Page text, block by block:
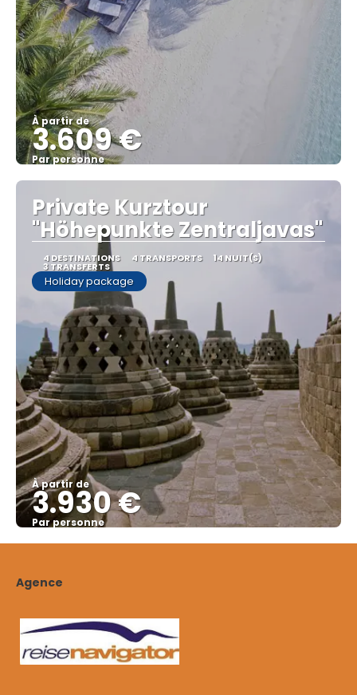
À partir de
3.609 €
Par personne
Afficher
Private Kurztour
"Höhepunkte Zentraljavas"
4 DESTINATIONS 4 TRANSPORTS 14 NUIT(S)
3 TRANSFERTS
Holiday package
À partir de
3.930 €
Par personne
Afficher
Agence